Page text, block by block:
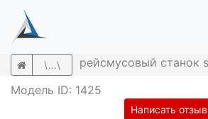
\...\
рейсмусовый станок
Модель ID: 1425
Написать отзыв